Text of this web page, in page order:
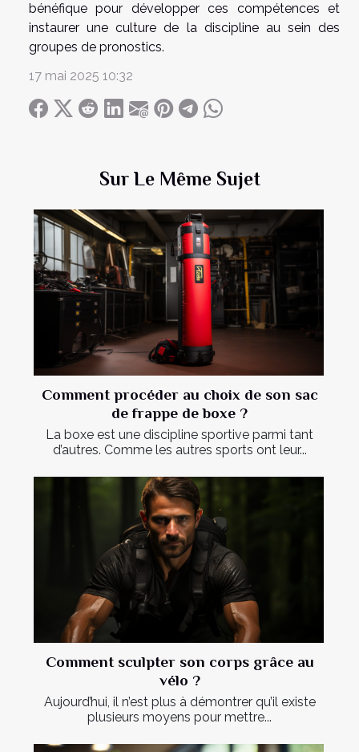
Sur Le Même Sujet
Comment procéder au choix de son sac
de frappe de boxe ?
La boxe est une discipline sportive parmi tant
d’autres. Comme les autres sports ont leur...
Comment sculpter son corps grâce au
vélo ?
Aujourd’hui, il n’est plus à démontrer qu’il existe
plusieurs moyens pour mettre...
bénéfique pour développer ces compétences et
instaurer une culture de la discipline au sein des
groupes de pronostics.
17 mai 2025 10:32